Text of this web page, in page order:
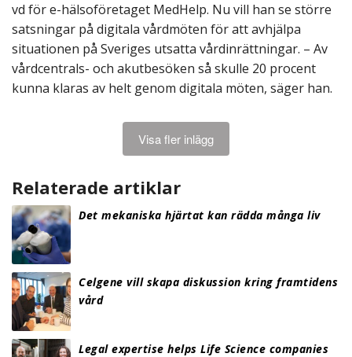
vd för e-hälsoföretaget MedHelp. Nu vill han se större
satsningar på digitala vårdmöten för att avhjälpa
situationen på Sveriges utsatta vårdinrättningar. – Av
vårdcentrals- och akutbesöken så skulle 20 procent
kunna klaras av helt genom digitala möten, säger han.
Visa fler inlägg
Relaterade artiklar
Det mekaniska hjärtat kan rädda många liv
Celgene vill skapa diskussion kring framtidens
vård
Legal expertise helps Life Science companies